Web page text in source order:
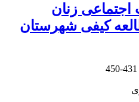
زنان
کیفی شهرستان
431-450